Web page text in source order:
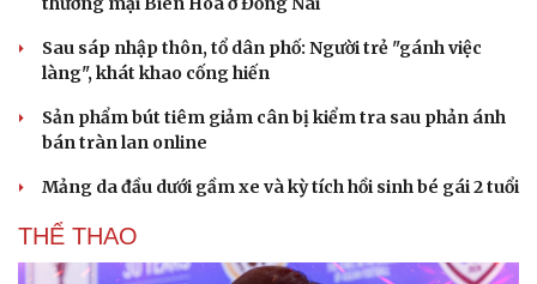
Sau sáp nhập thôn, tổ dân phố: Người trẻ "gánh việc
làng", khát khao cống hiến
Sản phẩm bút tiêm giảm cân bị kiểm tra sau phản ánh
bán tràn lan online
Mảng da đầu dưới gầm xe và kỳ tích hồi sinh bé gái 2 tuổi
THỂ THAO